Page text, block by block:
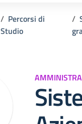
Percorsi di
Studio